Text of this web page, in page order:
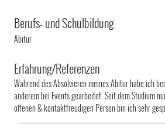
Berufs- und Schulbildung
Abitur
Erfahrung/Referenzen
Während des Absolvieren meines Abitur habe ich
anderem bei Events gearbeitet. Seit dem Studium
offenen & kontaktfreudigen Person bin ich sehr